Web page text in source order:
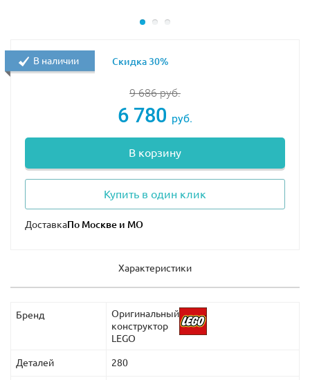
9 686руб.
6 780 руб.
В корзину
Купить в один клик
Доставка
В наличии Скидка 30%
Характеристики
Бренд
Оригинальный
конструктор
LEGO
Деталей 280